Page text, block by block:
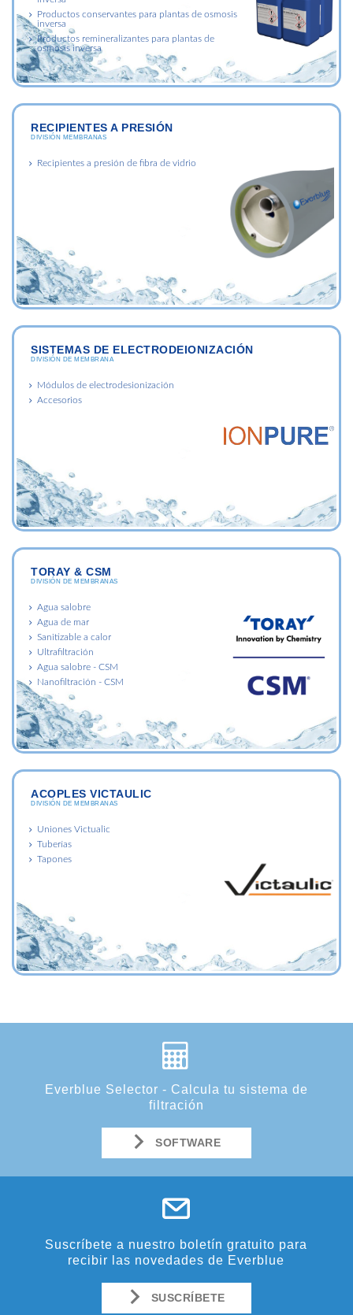
Productos conservantes para plantas de osmosis
inversa
Productos remineralizantes para plantas de
osmosis inversa
RECIPIENTES A PRESIÓN
DIVISIÓN MEMBRANAS
Recipientes a presión de fibra de vidrio
SISTEMAS DE ELECTRODEIONIZACIÓN
DIVISIÓN DE MEMBRANA
Módulos de electrodesionización
Accesorios
TORAY & CSM
DIVISIÓN DE MEMBRANAS
Agua salobre
Agua de mar
Sanitizable a calor
Ultrafiltración
Agua salobre - CSM
Nanofiltración - CSM
ACOPLES VICTAULIC
DIVISIÓN DE MEMBRANAS
Uniones Victualic
Tuberías
Tapones
Everblue Selector - Calcula tu sistema de
filtración
SOFTWARE
Suscríbete a nuestro boletín gratuito para
recibir las novedades de Everblue
SUSCRÍBETE